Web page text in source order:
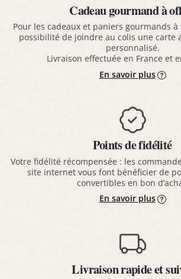
Cadeau gourmand à
Pour les cadeaux et paniers gourmands
possibilité de joindre au colis une carte
personnalisé.
Livraison effectuée en France et
En savoir plus
Points de fidélité
Votre fidélité récompensée : les
site internet vous font bénéficier de
convertibles en bon
En savoir plus
Livraison rapide et